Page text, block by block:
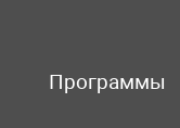
Программы